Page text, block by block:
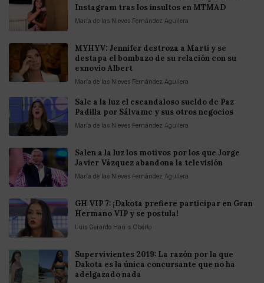
Instagram tras los insultos en MTMAD
María de las Nieves Fernández Aguilera
MYHYV: Jennifer destroza a Martí y se
destapa el bombazo de su relación con su
exnovio Albert
María de las Nieves Fernández Aguilera
Sale a la luz el escandaloso sueldo de Paz
Padilla por Sálvame y sus otros negocios
María de las Nieves Fernández Aguilera
Salen a la luz los motivos por los que Jorge
Javier Vázquez abandona la televisión
María de las Nieves Fernández Aguilera
GH VIP 7: ¡Dakota prefiere participar en Gran
Hermano VIP y se postula!
Luis Gerardo Harris Oberto
Supervivientes 2019: La razón por la que
Dakota es la única concursante que no ha
adelgazado nada